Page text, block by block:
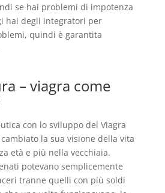
se hai problemi di impotenza
hai degli integratori per
quindi è garantita
– viagra come
con lo sviluppo del Viagra
la sua visione della vita
età e più nella vecchiaia.
potevano semplicemente
tranne quelli con più soldi